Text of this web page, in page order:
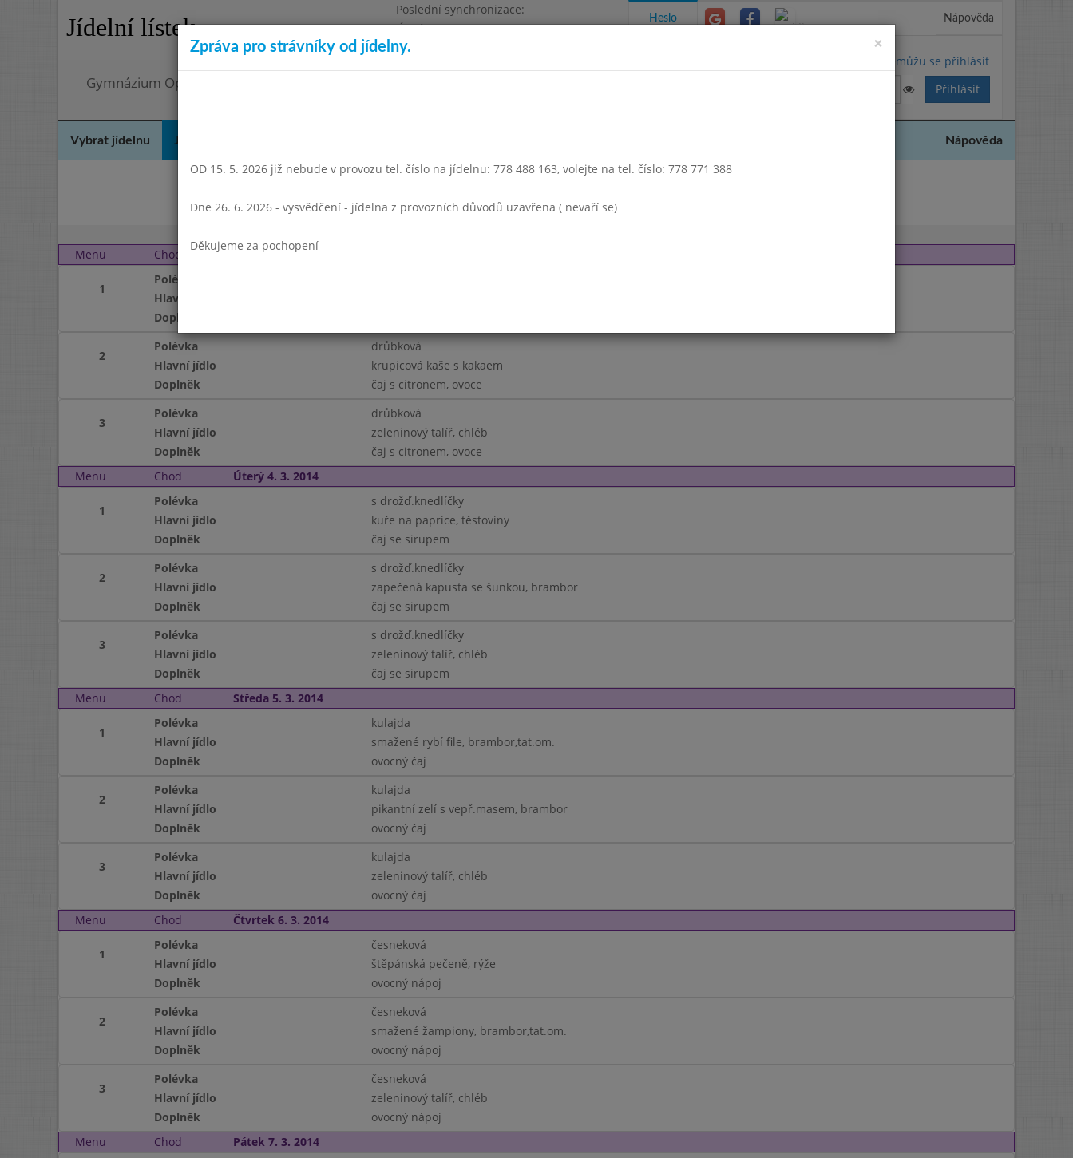
Jídelní lístek
Poslední synchronizace:
Úterý 4.8.2026 12:59
Omezení objednávek
Gymnázium Opatov, Praha 4, Konstantinova 1500
Heslo Nápověda
Nemůžu se přihlásit
Vybrat jídelnu Jídelní lístek Nápověda
Menu
Chod Pondělí 3. 3. 2014
1
Polévka
Hlavní jídlo
Doplněk
2
Polévka
drůbková
Hlavní jídlo
krupicová kaše s kakaem
Doplněk
čaj s citronem, ovoce
3
Polévka
drůbková
Hlavní jídlo
zeleninový talíř, chléb
Doplněk
čaj s citronem, ovoce
Menu
Chod Úterý 4. 3. 2014
1
Polévka
s drožď.knedlíčky
Hlavní jídlo
kuře na paprice, těstoviny
Doplněk
čaj se sirupem
2
Polévka
s drožď.knedlíčky
Hlavní jídlo
zapečená kapusta se šunkou, brambor
Doplněk
čaj se sirupem
3
Polévka
s drožď.knedlíčky
Hlavní jídlo
zeleninový talíř, chléb
Doplněk
čaj se sirupem
Menu
Chod Středa 5. 3. 2014
1
Polévka
kulajda
Hlavní jídlo
smažené rybí file, brambor,tat.om.
Doplněk
ovocný čaj
2
Polévka
kulajda
Hlavní jídlo
pikantní zelí s vepř.masem, brambor
Doplněk
ovocný čaj
3
Polévka
kulajda
Hlavní jídlo
zeleninový talíř, chléb
Doplněk
ovocný čaj
Menu
Chod Čtvrtek 6. 3. 2014
1
Polévka
česneková
Hlavní jídlo
štěpánská pečeně, rýže
Doplněk
ovocný nápoj
2
Polévka
česneková
Hlavní jídlo
smažené žampiony, brambor,tat.om.
Doplněk
ovocný nápoj
3
Polévka
česneková
Hlavní jídlo
zeleninový talíř, chléb
Doplněk
ovocný nápoj
Menu
Chod Pátek 7. 3. 2014
×
Zpráva pro strávníky od jídelny.
OD 15. 5. 2026 již nebude v provozu tel. číslo na jídelnu: 778 488 163, volejte na tel. číslo: 778 771 388
Dne 26. 6. 2026 - vysvědčení - jídelna z provozních důvodů uzavřena ( nevaří se)
Děkujeme za pochopení